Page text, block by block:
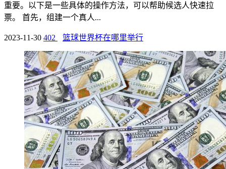
重要。以下是一些具体的操作方法，可以帮助候选人快速拉
票。 首先，组建一个真人...
2023-11-30 402 篮球世界杯在哪里举行